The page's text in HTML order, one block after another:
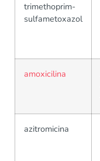
trimethoprim-
sulfametoxazol
amoxicilina
azitromicina